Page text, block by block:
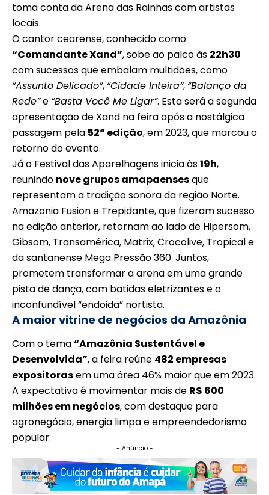
toma conta da Arena das Rainhas com artistas
locais.
O cantor cearense, conhecido como
“Comandante Xand”, sobe ao palco às 22h30
com sucessos que embalam multidões, como
“Assunto Delicado”, “Cidade Inteira”, “Balanço da
Rede”e “Basta Você Me Ligar”. Esta será a segunda
apresentação de Xand na feira após a nostálgica
passagem pela 52ª edição, em 2023, que marcou o
retorno do evento.
Já o Festival das Aparelhagens inicia às19h,
reunindo nove grupos amapaensesque
representam a tradição sonora da região Norte.
Amazonia Fusion e Trepidante, que fizeram sucesso
na edição anterior, retornam ao lado de Hipersom,
Gibsom, Transamérica, Matrix, Crocolive, Tropical e
da santanense Mega Pressão 360. Juntos,
prometem transformar a arena em uma grande
pista de dança, com batidas eletrizantes e o
inconfundível “endoida” nortista.
A maior vitrine de negócios da Amazônia
Com o tema“Amazônia Sustentável e
Desenvolvida”, a feira reúne 482 empresas
expositorasem uma área 46% maior que em 2023.
A expectativa é movimentar mais de R$ 600
milhões em negócios, com destaque para
agronegócio, energia limpa e empreendedorismo
popular.
- Anúncio -